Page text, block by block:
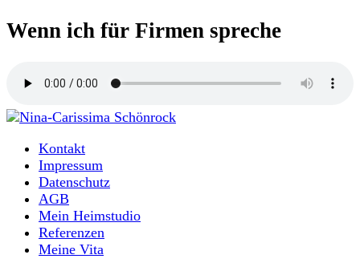
Wenn ich für Firmen spreche
Nina-Carissima Schönrock
Moderatorin und Sprecherin
Kontakt
Impressum
Datenschutz
AGB
Mein Heimstudio
Referenzen
Meine Vita